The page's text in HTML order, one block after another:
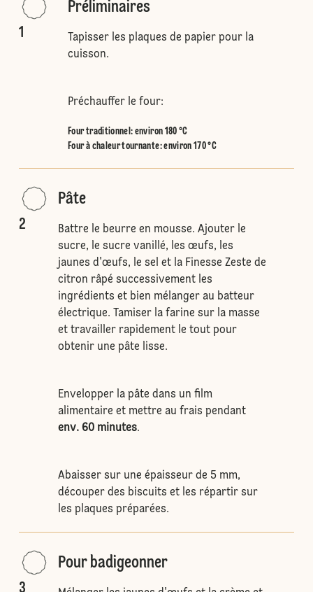
1
Préliminaires
Tapisser les plaques de papier pour la
cuisson.
Préchauffer le four:
Four traditionnel: environ 180 °C
Four à chaleur tournante:environ 170 °C
2
Pâte
Battre le beurre en mousse. Ajouter le
sucre, le sucre vanillé, les œufs, les
jaunes d'œufs, le sel et la Finesse Zeste de
citron râpé successivement les
ingrédients et bien mélanger au batteur
électrique. Tamiser la farine sur la masse
et travailler rapidement le tout pour
obtenir une pâte lisse.
Envelopper la pâte dans un film
alimentaire et mettre au frais pendant
env. 60 minutes.
Abaisser sur une épaisseur de 5 mm,
découper des biscuits et les répartir sur
les plaques préparées.
3
Pour badigeonner